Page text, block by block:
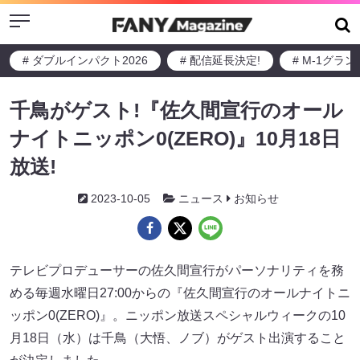
Menu
# ダブルインパクト2026 # 配信延長決定! # M-1グラン
千鳥がゲスト!『佐久間宣行のオール
ナイトニッポン0(ZERO)』10月18日
放送!
2023-10-05 ニュース お知らせ
テレビプロデューサーの佐久間宣行がパーソナリティを務
める毎週水曜日27:00からの『佐久間宣行のオールナイトニ
ッポン0(ZERO)』。ニッポン放送スペシャルウィークの10
月18日（水）は千鳥（大悟、ノブ）がゲスト出演すること